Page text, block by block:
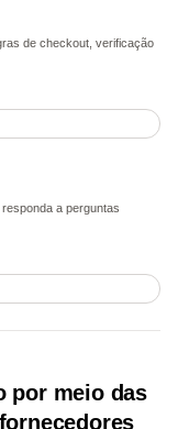
de checkout, verificação
a perguntas
por meio das